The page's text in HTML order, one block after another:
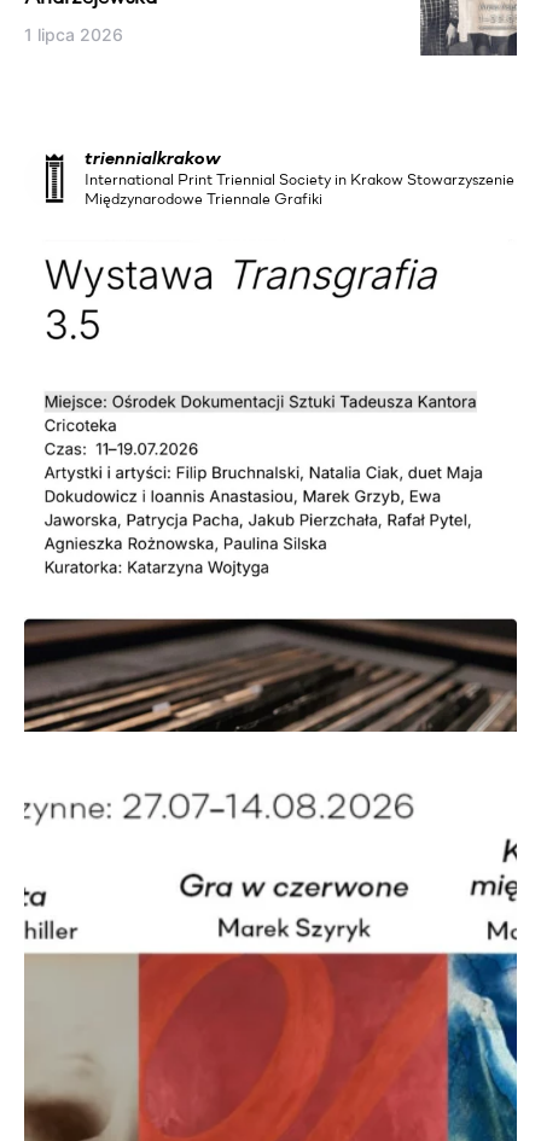
1 lipca 2026
triennialkrakow
International Print Triennial Society in Krakow Stowarzyszenie
Międzynarodowe Triennale Grafiki